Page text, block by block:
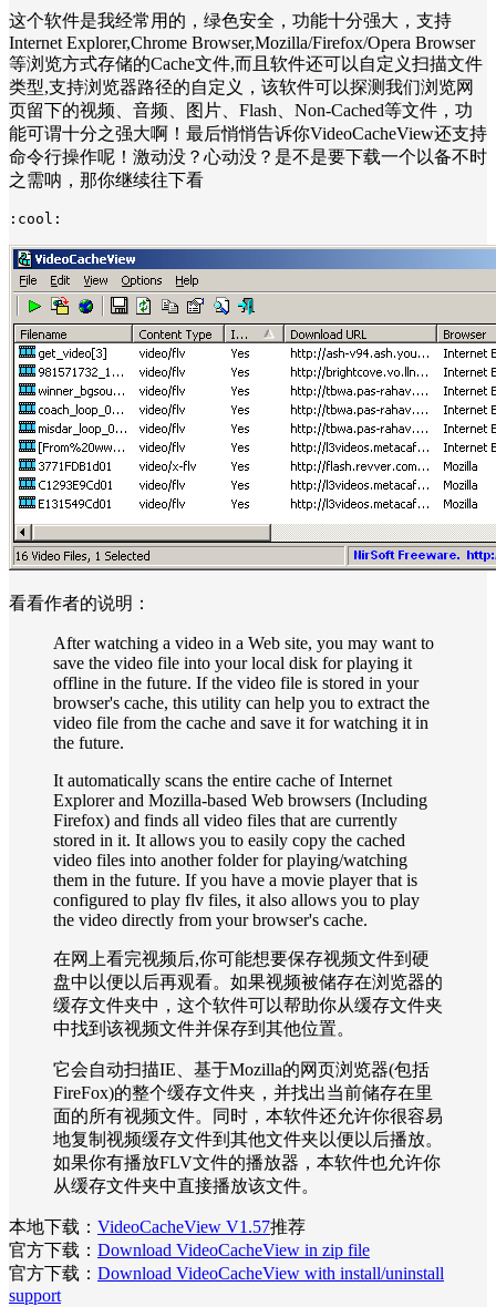
这个软件是我经常用的，绿色安全，功能十分强大，支持
Internet Explorer,Chrome Browser,Mozilla/Firefox/Opera Browser
等浏览方式存储的Cache文件,而且软件还可以自定义扫描文件
类型,支持浏览器路径的自定义，该软件可以探测我们浏览网
页留下的视频、音频、图片、Flash、Non-Cached等文件，功
能可谓十分之强大啊！最后悄悄告诉你VideoCacheView还支持
命令行操作呢！激动没？心动没？是不是要下载一个以备不时
之需呐，那你继续往下看
:cool:
看看作者的说明：
After watching a video in a Web site, you may want to
save the video file into your local disk for playing it
offline in the future. If the video file is stored in your
browser's cache, this utility can help you to extract the
video file from the cache and save it for watching it in
the future.
It automatically scans the entire cache of Internet
Explorer and Mozilla-based Web browsers (Including
Firefox) and finds all video files that are currently
stored in it. It allows you to easily copy the cached
video files into another folder for playing/watching
them in the future. If you have a movie player that is
configured to play flv files, it also allows you to play
the video directly from your browser's cache.
在网上看完视频后,你可能想要保存视频文件到硬
盘中以便以后再观看。如果视频被储存在浏览器的
缓存文件夹中，这个软件可以帮助你从缓存文件夹
中找到该视频文件并保存到其他位置。
它会自动扫描IE、基于Mozilla的网页浏览器(包括
FireFox)的整个缓存文件夹，并找出当前储存在里
面的所有视频文件。同时，本软件还允许你很容易
地复制视频缓存文件到其他文件夹以便以后播放。
如果你有播放FLV文件的播放器，本软件也允许你
从缓存文件夹中直接播放该文件。
本地下载： VideoCacheView V1.57推荐
官方下载： Download VideoCacheView in zip file
官方下载： Download VideoCacheView with install/uninstall
support